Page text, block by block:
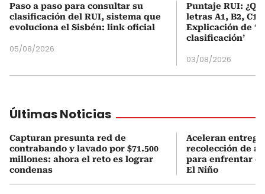
Paso a paso para consultar su
clasificación del RUI, sistema que
evoluciona el Sisbén: link oficial
05/08/2026
Puntaje RUI:
letras A1, B2, C1
Explicación de
clasificación’
03/08/2026
Últimas Noticias
Capturan presunta red de
contrabando y lavado por $71.500
millones: ahora el reto es lograr
condenas
Aceleran
recolección de
para enfrentar el
El Niño